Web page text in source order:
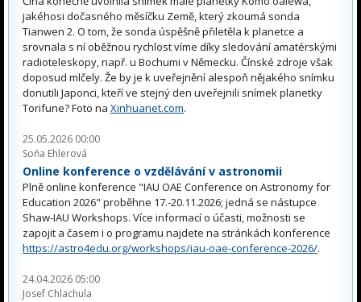
jakéhosi dočasného měsíčku Země, který zkoumá sonda
Tianwen 2. O tom, že sonda úspěšně přiletěla k planetce a
srovnala s ní oběžnou rychlost víme díky sledování amatérskými
radioteleskopy, např. u Bochumi v Německu. Čínské zdroje však
doposud mlčely. Že by je k uveřejnění alespoň nějakého snímku
donutili Japonci, kteří ve stejný den uveřejnili snímek planetky
Torifune? Foto na Xinhuanet.com.
25.05.2026 00:00
Soňa Ehlerová
Online konference o vzdělávání v astronomii
Plně online konference "IAU OAE Conference on Astronomy for
Education 2026" proběhne 17.-20.11.2026; jedná se nástupce
Shaw-IAU Workshops. Více informací o účasti, možnosti se
zapojit a časem i o programu najdete na stránkách konference
https://astro4edu.org/workshops/iau-oae-conference-2026/.
24.04.2026 05:00
Josef Chlachula